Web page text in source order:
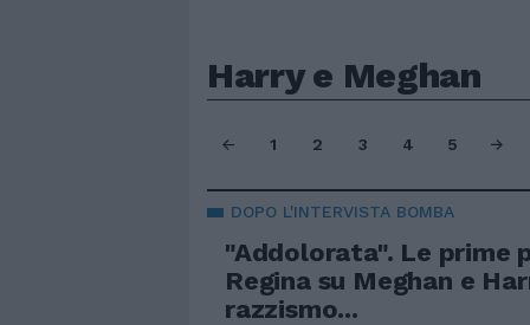
Harry e Meghan
1 2 3 4 5
DOPO L'INTERVISTA BOMBA
"Addolorata". Le prime
Regina su Meghan e
razzismo...